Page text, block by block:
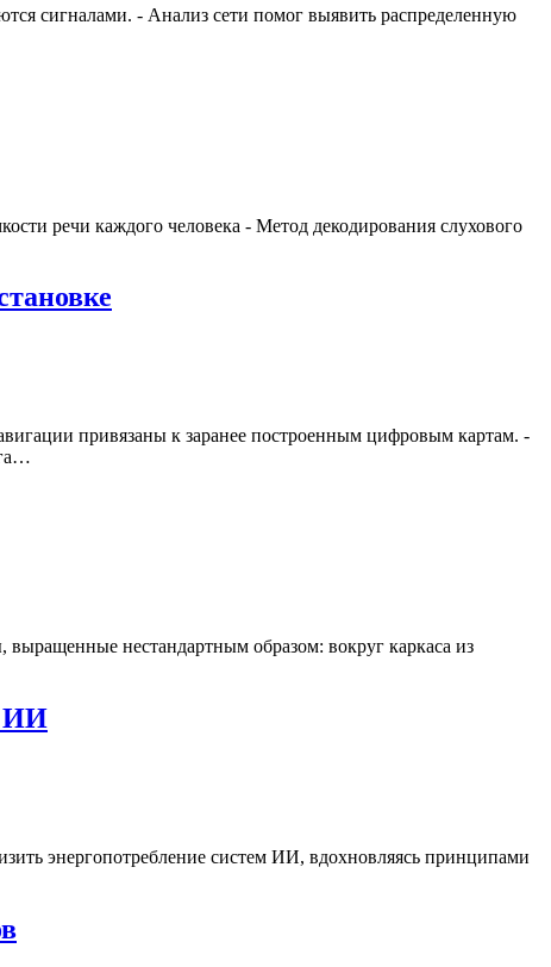
сигналами. - Анализ сети помог выявить распределенную
речи каждого человека - Метод декодирования слухового
привязаны к заранее построенным цифровым картам. -
нестандартным образом: вокруг каркаса из
ИИ
энергопотребление систем ИИ, вдохновляясь принципами